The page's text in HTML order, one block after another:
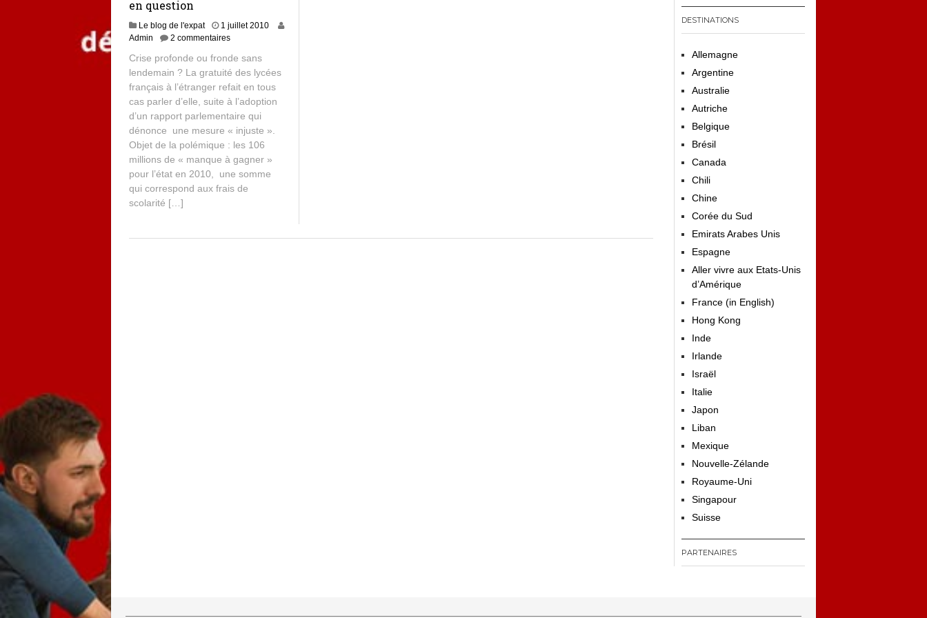
en question
Le blog de l'expat
1 juillet 2010
Admin
2 commentaires
Crise profonde ou fronde sans
lendemain ? La gratuité des lycées
français à l’étranger refait en tous
cas parler d’elle, suite à l’adoption
d’un rapport parlementaire qui
dénonce une mesure « injuste ».
Objet de la polémique : les 106
millions de « manque à gagner »
pour l’état en 2010, une somme
qui correspond aux frais de
scolarité […]
DESTINATIONS
Allemagne
Argentine
Australie
Autriche
Belgique
Brésil
Canada
Chili
Chine
Corée du Sud
Emirats Arabes Unis
Espagne
Aller vivre aux Etats-Unis
d’Amérique
France (in English)
Hong Kong
Inde
Irlande
Israël
Italie
Japon
Liban
Mexique
Nouvelle-Zélande
Royaume-Uni
Singapour
Suisse
PARTENAIRES